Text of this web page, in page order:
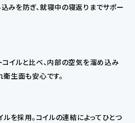
みを防ぎ、就寝中の寝返りまでサポー
コイルと比べ、内部の空気を溜め込み
生面も安心です。
を採用。コイルの連結によってひとつ